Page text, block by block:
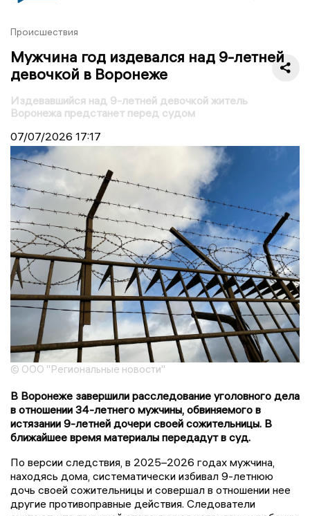
Происшествия
Мужчина год издевался над 9-летней
девочкой в Воронеже
Издевавшийся над 9-летней девочкой житель
Воронежа предстанет перед судом
07/07/2026 17:17
© ООО "Региональные новости"
В Воронеже завершили расследование уголовного дела
в отношении 34-летнего мужчины, обвиняемого в
истязании 9-летней дочери своей сожительницы. В
ближайшее время материалы передадут в суд.
По версии следствия, в 2025–2026 годах мужчина,
находясь дома, систематически избивал 9-летнюю
дочь своей сожительницы и совершал в отношении нее
другие противоправные действия. Следователи